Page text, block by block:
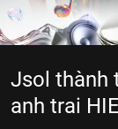
Jsol thành
anh trai